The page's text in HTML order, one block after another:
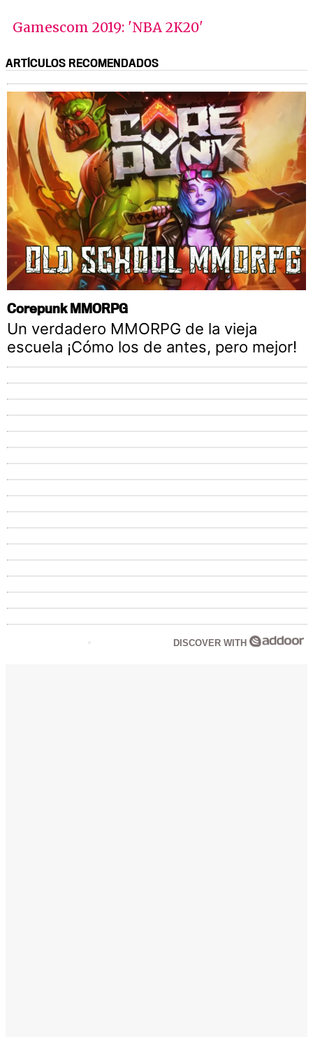
Gamescom 2019: 'NBA 2K20'
ARTÍCULOS RECOMENDADOS
Corepunk MMORPG
Un verdadero MMORPG de la vieja
escuela ¡Cómo los de antes, pero mejor!
DISCOVER WITH